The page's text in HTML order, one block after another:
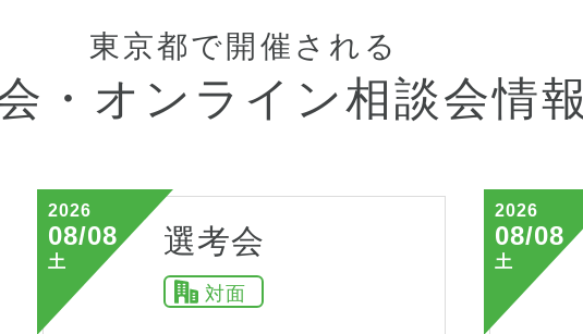
東京都で開催される
・ オンライン相談会情報
2026
08/08
土
選考会
対面
2026
08/08
土